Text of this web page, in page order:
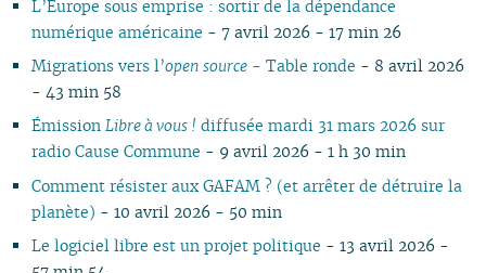
09
08
07
02
07
02
10
09
08
07
03
02
01
10
09
08
07
03
02
01
10
09
08
03
02
01
10
09
08
04
03
02
01
10
09
08
03
02
01
10
09
08
03
01
10
09
08
04
03
01
10
09
08
03
08
02
10
09
08
04
11
09
08
07
01
11
10
09
04
03
11
10
09
04
03
02
11
10
06
L’Europe sous emprise : sortir de la dépendance
numérique américaine - 7 avril 2026 - 17 min 26
Migrations vers l’open source- Table ronde - 8 avril 2026
- 43 min 58
Émission Libre à vous ! diffusée mardi 31 mars 2026 sur
radio Cause Commune - 9 avril 2026 - 1 h 30 min
Comment résister aux GAFAM ? (et arrêter de détruire la
planète) - 10 avril 2026 - 50 min
Le logiciel libre est un projet politique - 13 avril 2026 -